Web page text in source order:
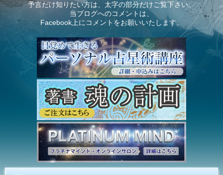
予言だけ知りたい方は、太字の部分だけご覧下さい。
当ブログへのコメントは、
Facebook上にコメントをお願いいたします。